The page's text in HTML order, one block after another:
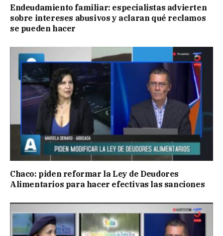
Endeudamiento familiar: especialistas advierten
sobre intereses abusivos y aclaran qué reclamos
se pueden hacer
Chaco: piden reformar la Ley de Deudores
Alimentarios para hacer efectivas las sanciones